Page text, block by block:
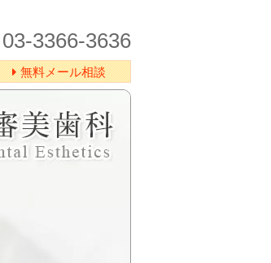
03-3366-3636
無料メール相談